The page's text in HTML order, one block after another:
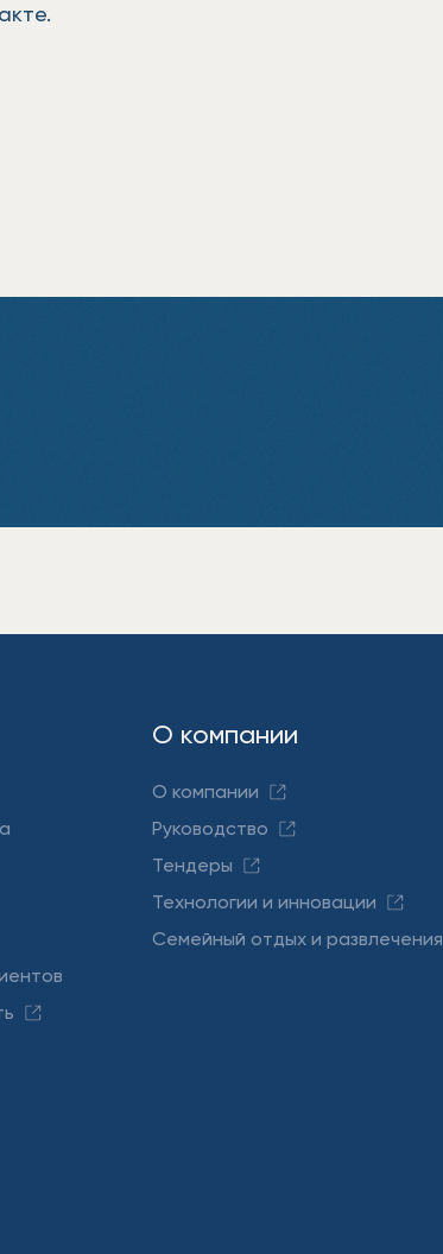
О компании
О компании
Руководство
Тендеры
Технологии и инновации
Семейный отдых и развлечения